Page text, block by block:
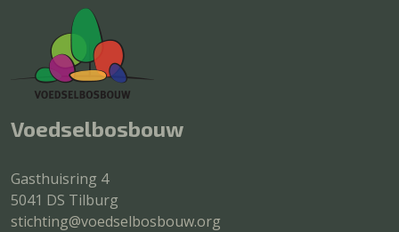
Voedselbosbouw
Gasthuisring 4
5041 DS Tilburg
stichting@voedselbosbouw.org